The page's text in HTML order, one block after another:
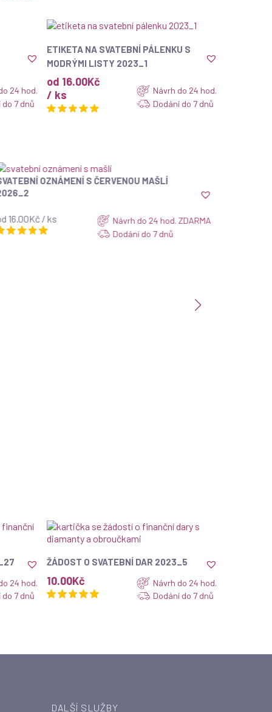
24 hod.
do 7 dnů
ZOBRAZIT
ETIKETA NA SVATEBNÍ PÁLENKU S
MODRÝMI LISTY 2023_1
od 16.00Kč
/ ks
Návrh do 24 hod.
Dodání do 7 dnů
ZOBRAZIT
OZNÁMENÍ S ČERVENOU MAŠLÍ
16.00Kč / ks
Návrh do 24 hod. ZDARMA
Dodání do 7 dnů
24 hod.
do 7 dnů
ZOBRAZIT
ŽÁDOST O SVATEBNÍ DAR 2023_5
10.00Kč
Návrh do 24 hod.
Dodání do 7 dnů
DALŠÍ SLUŽBY